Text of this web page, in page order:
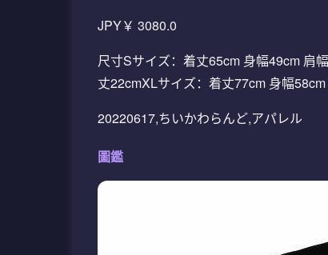
JPY￥ 3080.0
尺寸Sサイズ：着丈65cm 身幅49cm 肩
丈22cmXLサイズ：着丈77cm 身幅
20220617,ちいかわらんど,アパレル
圖鑑